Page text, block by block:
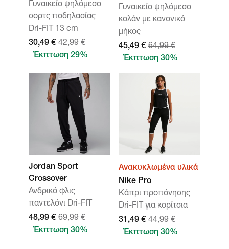
Γυναικείο ψηλόμεσο
σορτς ποδηλασίας
Dri-FIT 13 cm
30,49 € 42,99 €
Έκπτωση 29%
Γυναικείο ψηλόμεσο
κολάν με κανονικό
μήκος
45,49 € 64,99 €
Έκπτωση 30%
Jordan Sport
Crossover
Ανδρικό φλις
παντελόνι Dri-FIT
48,99 € 69,99 €
Έκπτωση 30%
Ανακυκλωμένα υλικά
Nike Pro
Κάπρι προπόνησης
Dri-FIT για κορίτσια
31,49 € 44,99 €
Έκπτωση 30%